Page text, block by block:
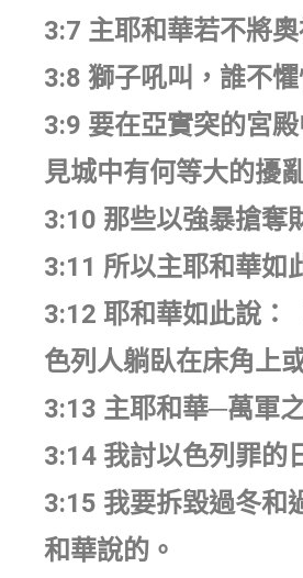
3:7 主耶和華若不將
3:8 獅子吼叫，誰不
3:9 要在亞實突的宮
見城中有何等大的擾
3:10 那些以強暴搶奪
3:11 所以主耶和華如
3:12 耶和華如此說：
色列人躺臥在床角上
3:13 主耶和華─萬軍
3:14 我討以色列罪的
3:15 我要拆毀過冬和
和華說的。